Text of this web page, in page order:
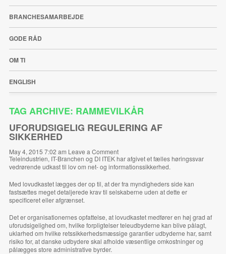
BRANCHESAMARBEJDE
GODE RÅD
OM TI
ENGLISH
TAG ARCHIVE: RAMMEVILKÅR
UFORUDSIGELIG REGULERING AF
SIKKERHED
May 4, 2015 7:02 am Leave a Comment
Teleindustrien, IT-Branchen og DI ITEK har afgivet et fælles høringssvar
vedrørende udkast til lov om net- og informationssikkerhed.
Med lovudkastet lægges der op til, at der fra myndigheders side kan
fastsættes meget detaljerede krav til selskaberne uden at dette er
specificeret eller afgrænset.
Det er organisationernes opfattelse, at lovudkastet medfører en høj grad af
uforudsigelighed om, hvilke forpligtelser teleudbyderne kan blive pålagt,
uklarhed om hvilke retssikkerhedsmæssige garantier udbyderne har, samt
risiko for, at danske udbydere skal afholde væsentlige omkostninger og
pålægges store administrative byrder.